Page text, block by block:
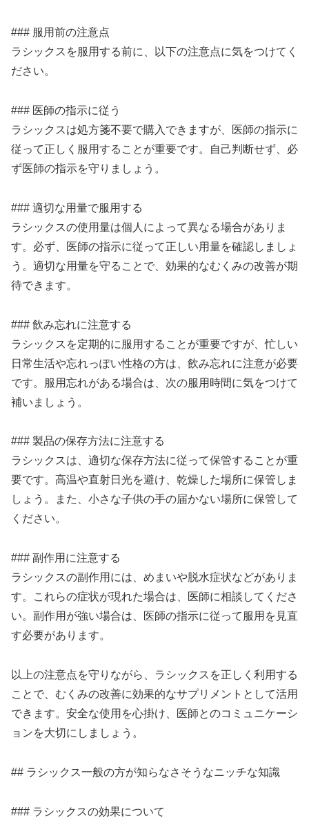
### 服用前の注意点
ラシックスを服用する前に、以下の注意点に気をつけてく
ださい。
### 医師の指示に従う
ラシックスは処方箋不要で購入できますが、医師の指示に
従って正しく服用することが重要です。自己判断せず、必
ず医師の指示を守りましょう。
### 適切な用量で服用する
ラシックスの使用量は個人によって異なる場合がありま
す。必ず、医師の指示に従って正しい用量を確認しましょ
う。適切な用量を守ることで、効果的なむくみの改善が期
待できます。
### 飲み忘れに注意する
ラシックスを定期的に服用することが重要ですが、忙しい
日常生活や忘れっぽい性格の方は、飲み忘れに注意が必要
です。服用忘れがある場合は、次の服用時間に気をつけて
補いましょう。
### 製品の保存方法に注意する
ラシックスは、適切な保存方法に従って保管することが重
要です。高温や直射日光を避け、乾燥した場所に保管しま
しょう。また、小さな子供の手の届かない場所に保管して
ください。
### 副作用に注意する
ラシックスの副作用には、めまいや脱水症状などがありま
す。これらの症状が現れた場合は、医師に相談してくださ
い。副作用が強い場合は、医師の指示に従って服用を見直
す必要があります。
以上の注意点を守りながら、ラシックスを正しく利用する
ことで、むくみの改善に効果的なサプリメントとして活用
できます。安全な使用を心掛け、医師とのコミュニケーシ
ョンを大切にしましょう。
## ラシックス一般の方が知らなさそうなニッチな知識
### ラシックスの効果について